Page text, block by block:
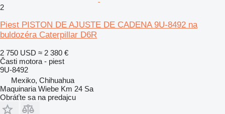
2
Piest PISTON DE AJUSTE DE CADENA 9U-8492 na
buldozéra Caterpillar D6R
2 750 USD ≈ 2 380 €
Časti motora - piest
9U-8492
Mexiko, Chihuahua
Maquinaria Wiebe Km 24 Sa
Obráťte sa na predajcu